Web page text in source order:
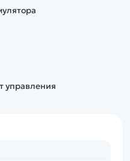
управления